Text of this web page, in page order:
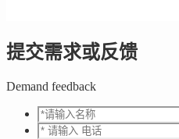
提交需求或反馈
Demand feedback